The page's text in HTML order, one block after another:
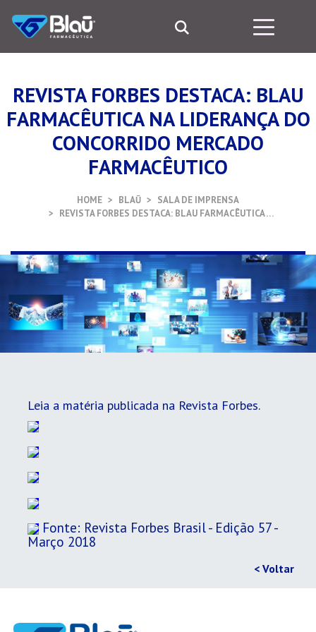
REVISTA FORBES DESTACA: BLAU
FARMACÊUTICA NA LIDERANÇA DO
CONCORRIDO MERCADO
FARMACÊUTICO
HOME BLAŪ
SALA DE IMPRENSA
REVISTA FORBES DESTACA: BLAU FARMACÊUTICA …
Leia a matéria publicada na Revista Forbes.
Fonte: Revista Forbes Brasil - Edição 57 -
Março 2018
< Voltar